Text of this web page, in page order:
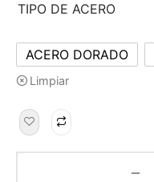
TIPO DE ACERO
ACERO DORADO
Limpiar